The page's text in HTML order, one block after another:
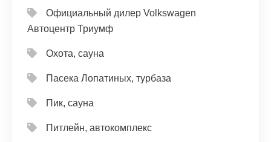
Официальный дилер Volkswagen
Автоцентр Триумф
Охота, сауна
Пасека Лопатиных, турбаза
Пик, сауна
Питлейн, автокомплекс